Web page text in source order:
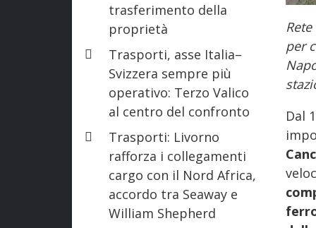
trasferimento della
proprietà
Trasporti, asse Italia–
Svizzera sempre più
operativo: Terzo Valico
al centro del confronto
Trasporti: Livorno
rafforza i collegamenti
cargo con il Nord Africa,
accordo tra Seaway e
William Shepherd
per
Dal